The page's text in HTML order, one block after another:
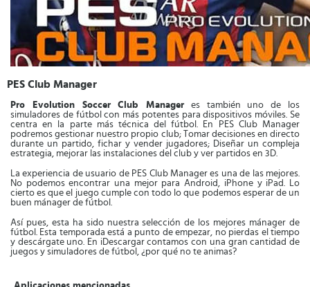
PES Club Manager
Pro Evolution Soccer Club Manager es también uno de los
simuladores de fútbol con más potentes para dispositivos móviles. Se
centra en la parte más técnica del fútbol. En PES Club Manager
podremos gestionar nuestro propio club; Tomar decisiones en directo
durante un partido, fichar y vender jugadores; Diseñar un compleja
estrategia, mejorar las instalaciones del club y ver partidos en 3D.
La experiencia de usuario de PES Club Manager es una de las mejores.
No podemos encontrar una mejor para Android, iPhone y iPad. Lo
cierto es que el juego cumple con todo lo que podemos esperar de un
buen mánager de fútbol.
Así pues, esta ha sido nuestra selección de los mejores mánager de
fútbol. Esta temporada está a punto de empezar, no pierdas el tiempo
y descárgate uno. En iDescargar contamos con una gran cantidad de
juegos y simuladores de fútbol, ¿por qué no te animas?